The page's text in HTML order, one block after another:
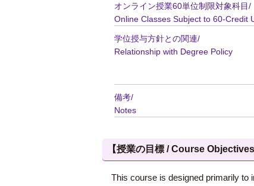
オンライン授業60単位制限対象科目/
Online Classes Subject to 60-Credit
学位授与方針との関連/
Relationship with Degree Policy
備考/
Notes
【授業の目標 / Course Objectives
This course is designed primarily to